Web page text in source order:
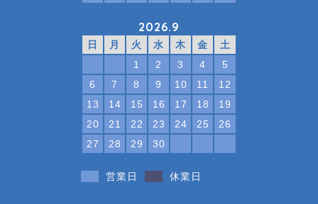
2026.9
日 月 火 水 木 金
土
1
2 3 4
5
6
7 8 9 10 11
12
13
14 15 16 17 18
19
20
21 22 23 24 25
26
27
28 29 30
営業日 休業日